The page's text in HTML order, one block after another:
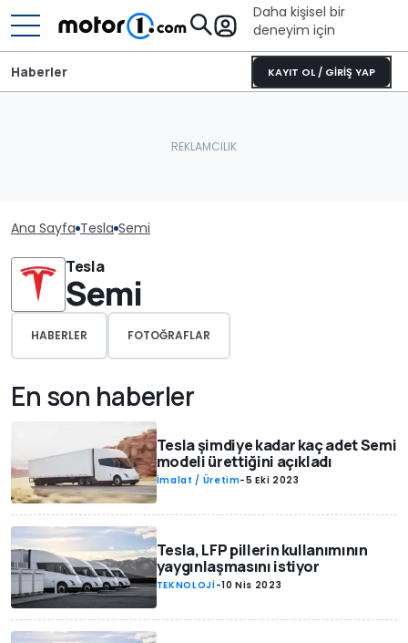
Daha kişisel bir
deneyim için
KAYIT OL / GİRİŞ YAP
Haberler
Ana Sayfa Tesla Semi
Tesla
Semi
HABERLER FOTOĞRAFLAR
En son haberler
Tesla şimdiye kadar kaç adet Semi
modeli ürettiğini açıkladı
İmalat / Üretim-5 Eki 2023
Tesla, LFP pillerin kullanımının
yaygınlaşmasını istiyor
TEKNOLOJİ-10 Nis 2023